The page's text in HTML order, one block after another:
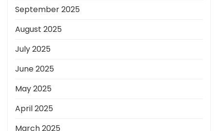
September 2025
August 2025
July 2025
June 2025
May 2025
April 2025
March 2025